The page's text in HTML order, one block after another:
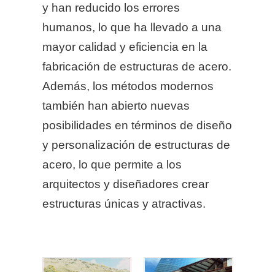
y han reducido los errores
humanos, lo que ha llevado a una
mayor calidad y eficiencia en la
fabricación de estructuras de acero.
Además, los métodos modernos
también han abierto nuevas
posibilidades en términos de diseño
y personalización de estructuras de
acero, lo que permite a los
arquitectos y diseñadores crear
estructuras únicas y atractivas.